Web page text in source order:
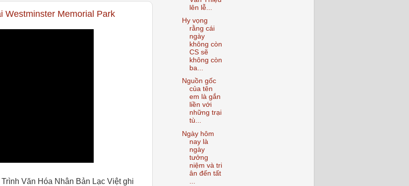
Westminster Memorial Park
Văn Hóa Nhân Bản Lạc Việt ghi
lên lễ...
Hy vọng
rằng cái
ngày
không còn
CS sẽ
không còn
ba...
Nguồn gốc
của tên
em là gắn
liền với
những trại
tù...
Ngày hôm
nay là
ngày
tưởng
niệm và tri
ân đến tất